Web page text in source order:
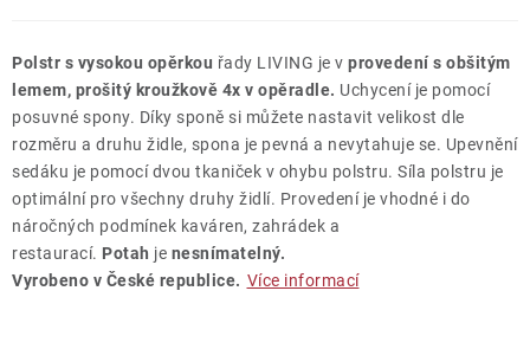
Polstr s vysokou opěrkou řady LIVING je v provedení s obšitým
lemem, prošitý kroužkově 4x v opěradle. Uchycení je pomocí
posuvné spony. Díky sponě si můžete nastavit velikost dle
rozměru a druhu židle, spona je pevná a nevytahuje se. Upevnění
sedáku je pomocí dvou tkaniček v ohybu polstru. Síla polstru je
optimální pro všechny druhy židlí. Provedení je vhodné i do
náročných podmínek kaváren, zahrádek a
restaurací. Potah je nesnímatelný.
Vyrobeno v České republice. Více informací